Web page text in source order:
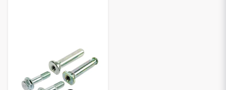
Alla delar till Grecav
TRYGGT VAL FÖR DIN